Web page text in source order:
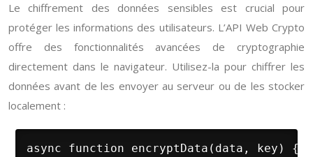
Le chiffrement des données sensibles est crucial pour
protéger les informations des utilisateurs. L’API Web Crypto
offre des fonctionnalités avancées de cryptographie
directement dans le navigateur. Utilisez-la pour chiffrer les
données avant de les envoyer au serveur ou de les stocker
localement :
async function encryptData(data, key) {